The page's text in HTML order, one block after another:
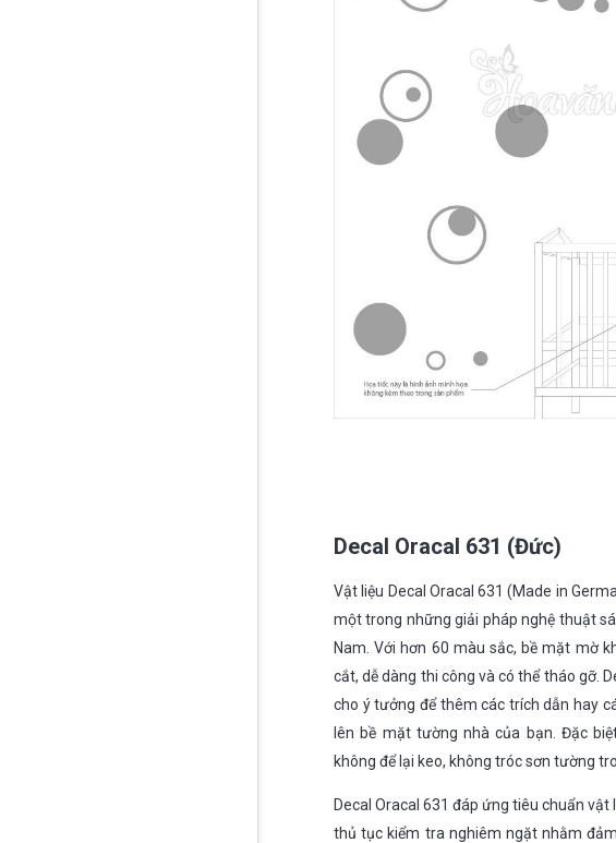
Decal Oracal 631 (Đức)
Vật liệu Decal Oracal 631 (Made in
một trong những giải pháp nghệ thuật
Nam. Với hơn 60 màu sắc, bề mặt mờ
cắt, dễ dàng thi công và có thể tháo gỡ.
cho ý tưởng để thêm các trích dẫn hay
lên bề mặt tường nhà của bạn. Đặc
không để lại keo, không tróc sơn tường
Decal Oracal 631 đáp ứng tiêu chuẩn vật
thủ tục kiểm tra nghiêm ngặt nhằm